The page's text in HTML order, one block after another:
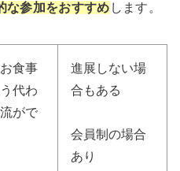
な参加をおすすめ します。
食事
代わ
がで
進展しない場
合もある
会員制の場合
あり